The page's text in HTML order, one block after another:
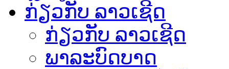
ກ່ຽວກັບ ລາວເຊີດ
ກ່ຽວກັບ ລາວເຊີດ
ພາລະບົດບາດ